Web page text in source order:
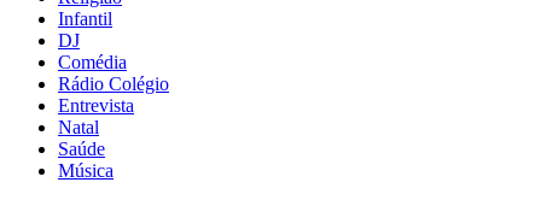
Infantil
DJ
Comédia
Rádio Colégio
Entrevista
Natal
Saúde
Música